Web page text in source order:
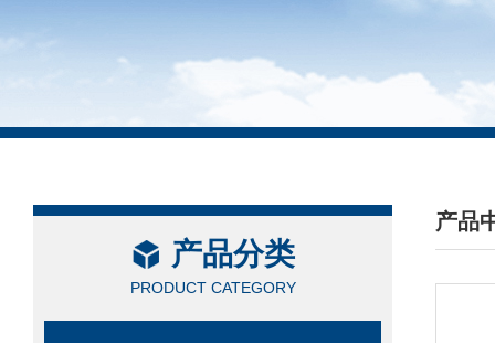
产品分类
PRODUCT CATEGORY
产品
/